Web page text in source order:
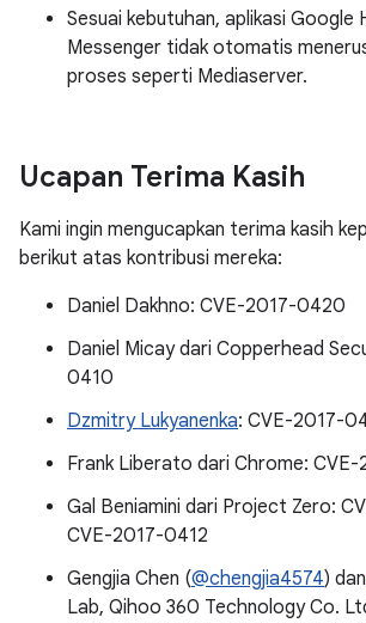
Sesuai kebutuhan, aplikasi Google
Messenger tidak otomatis
proses seperti Mediaserver.
Ucapan Terima Kasih
Kami ingin mengucapkan terima kasih
berikut atas kontribusi mereka:
Daniel Dakhno: CVE-2017-0420
Daniel Micay dari Copperhead
0410
Dzmitry Lukyanenka: CVE-2017-
Frank Liberato dari Chrome:
Gal Beniamini dari Project Zero:
CVE-2017-0412
Gengjia Chen (@chengjia4574) dan
Lab, Qihoo 360 Technology Co.